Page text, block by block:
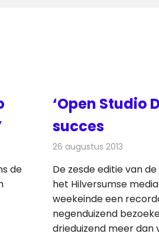
de
‘Open Studio
succes
26 augustus 2013
De zesde editie van
het Hilversumse
weekeinde een
negenduizend
drieduizend meer dan